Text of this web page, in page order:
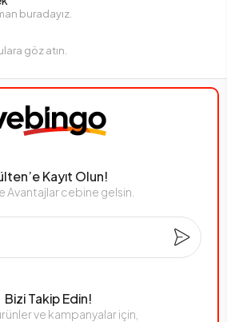
buradayız.
göz atın.
Kayıt Olun!
Avantajlar cebine gelsin.
Bizi Takip Edin!
ve kampanyalar için,